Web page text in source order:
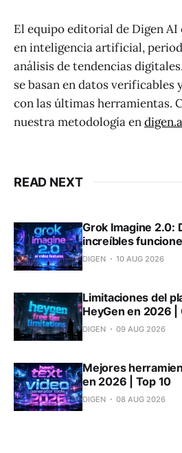
El equipo editorial de Digen
en inteligencia artificial,
análisis de tendencias
se basan en datos verificables
con las últimas herramientas.
nuestra metodología en
READ NEXT
Grok Imagine 2.0:
increíbles
DIGEN 10 AUG 2026
Limitaciones del
HeyGen en 2026 |
DIGEN 09 AUG 2026
Mejores
en 2026 | Top 10
DIGEN 08 AUG 2026